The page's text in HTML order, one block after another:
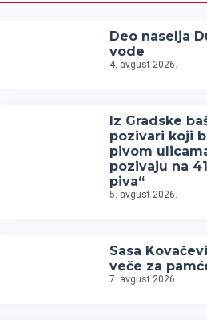
Deo naselja
vode
4. avgust 2026.
Iz Gradske
pozivari koji
pivom
pozivaju na
piva“
5. avgust 2026.
Sasa
veče za
7. avgust 2026.